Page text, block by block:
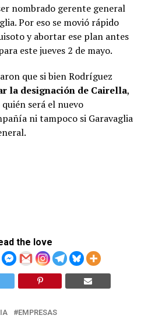
nombrado gerente general
Por eso se movió rápido
y abortar ese plan antes
este jueves 2 de mayo.
que si bien Rodríguez
la designación de Cairella,
será el nuevo
ni tampoco si Garavaglia
the love
EMPRESAS